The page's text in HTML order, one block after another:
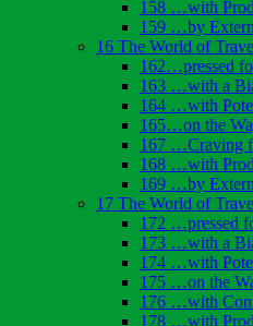
158 …with
159 …by
16 The World of
162…pressed
163 …with a
164 …with
165…on the
167 …Craving
168 …with
169 …by
17 The World of
172 …pressed
173 …with a
174 …with
175 …on the
176 …with
178 …with